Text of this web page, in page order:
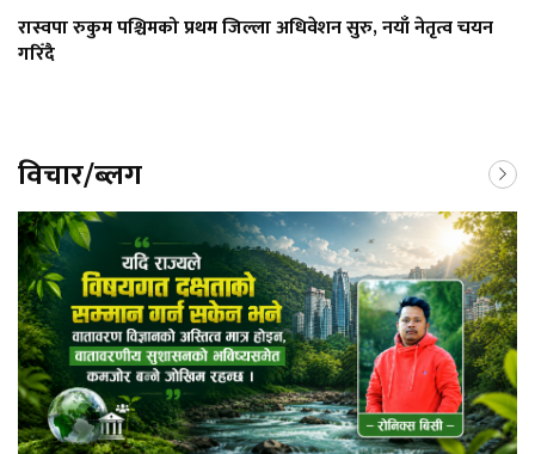
रास्वपा रुकुम पश्चिमको प्रथम जिल्ला अधिवेशन सुरु, नयाँ नेतृत्व चयन
गरिँदै
विचार/ब्लग